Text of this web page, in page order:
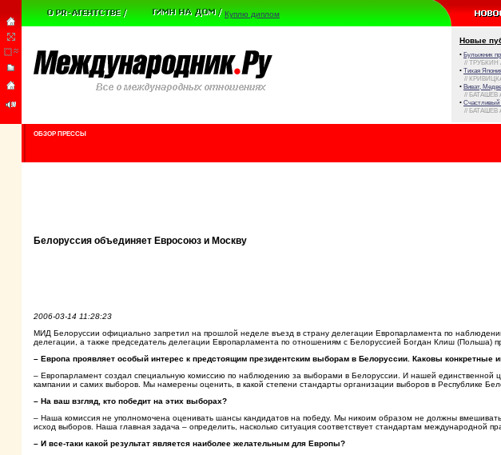
Куплю диплом
Новые
• Булыжник
// ТРУБКИН
• Тихая
//
• Виват,
// БАТАШЕВ
• Счастливый
// БАТАШЕВ
ОБЗОР ПРЕССЫ
Белоруссия объединяет Евросоюз и Москву
2006-03-14 11:28:23
МИД Белоруссии официально запретил на прошлой неделе въезд в страну делегации Европарламента по
делегации, а также председатель делегации Европарламента по отношениям с Белоруссией Богдан Клиш (Польша)
– Европа проявляет особый интерес к предстоящим президентским выборам в Белоруссии. Каковы конкретные
– Европарламент создал специальную комиссию по наблюдению за выборами в Белоруссии. И нашей единственной
кампании и самих выборов. Мы намерены оценить, в какой степени стандарты организации выборов в Республике
– На ваш взгляд, кто победит на этих выборах?
– Наша комиссия не уполномочена оценивать шансы кандидатов на победу. Мы никоим образом не должны
исход выборов. Наша главная задача – определить, насколько ситуация соответствует стандартам международной
– И все-таки какой результат является наиболее желательным для Европы?